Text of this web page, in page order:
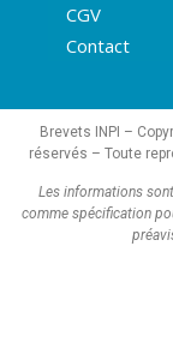
CGV
Contact
Brevets INPI –
réservés – Toute
Les informations
comme spécification